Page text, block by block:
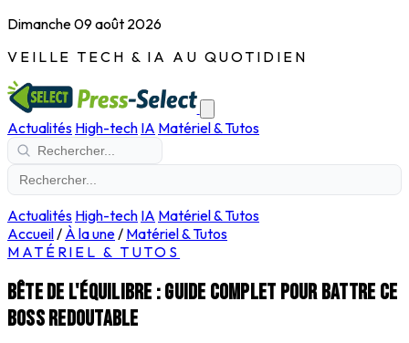
Dimanche 09 août 2026
VEILLE TECH & IA AU QUOTIDIEN
Actualités High-tech IA Matériel & Tutos
Actualités High-tech IA Matériel & Tutos
Accueil/ À la une/ Matériel & Tutos
MATÉRIEL & TUTOS
Bête de l'équilibre : guide complet pour battre ce
boss redoutable